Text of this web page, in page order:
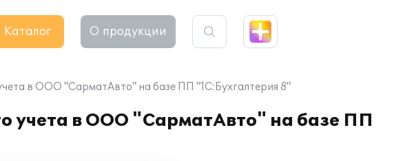
Каталог О продукции
в ООО "СарматАвто" на базе ПП "1С:Бухгалтерия 8"
учета в ООО "СарматАвто" на базе ПП